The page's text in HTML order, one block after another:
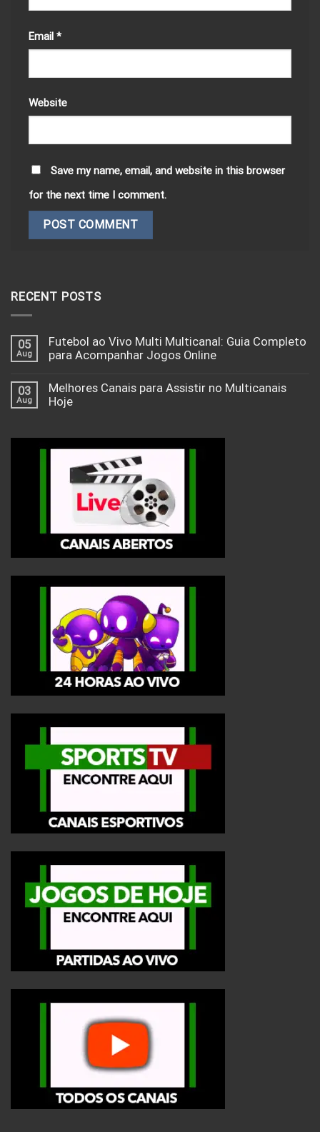
Email *
Website
Save my name, email, and website in this browser
for the next time I comment.
RECENT POSTS
05
Aug
Futebol ao Vivo Multi Multicanal: Guia Completo
para Acompanhar Jogos Online
03
Aug
Melhores Canais para Assistir no Multicanais
Hoje